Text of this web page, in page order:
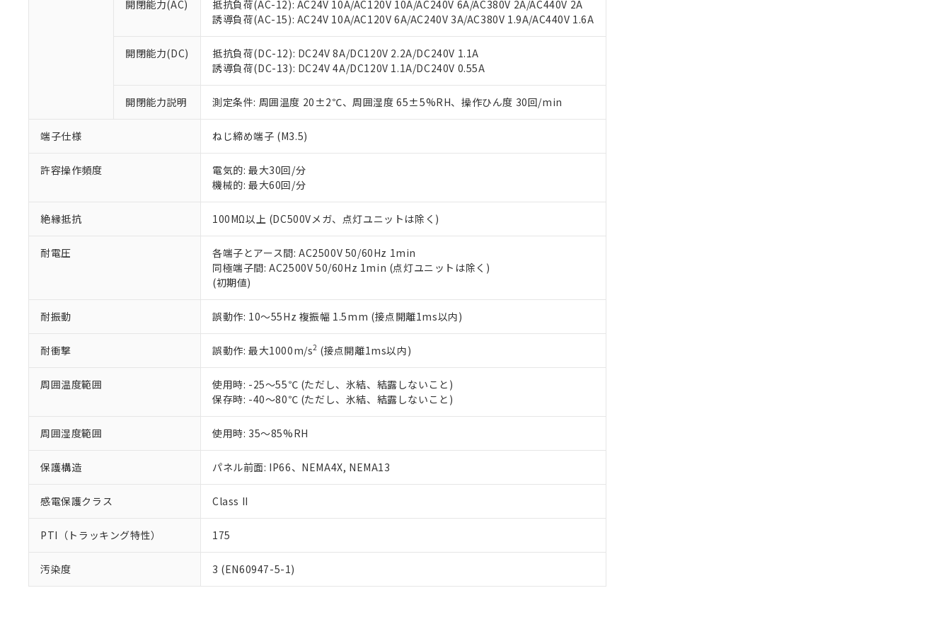
開閉能力(AC)
抵抗負荷(AC-12): AC24V 10A/AC120V 10A/AC240V 6A/AC380V 2A/AC440V 2A
誘導負荷(AC-15): AC24V 10A/AC120V 6A/AC240V 3A/AC380V 1.9A/AC440V 1.6A
開閉能力(DC)
抵抗負荷(DC-12): DC24V 8A/DC120V 2.2A/DC240V 1.1A
誘導負荷(DC-13): DC24V 4A/DC120V 1.1A/DC240V 0.55A
開閉能力説明 測定条件: 周囲温度 20±2℃、周囲湿度 65±5%RH、操作ひん度 30回/min
端子仕様 ねじ締め端子 (M3.5)
許容操作頻度
電気的: 最大30回/分
機械的: 最大60回/分
絶縁抵抗 100MΩ以上 (DC500Vメガ、点灯ユニットは除く)
耐電圧
各端子とアース間: AC2500V 50/60Hz 1min
同極端子間: AC2500V 50/60Hz 1min (点灯ユニットは除く)
(初期値)
耐振動 誤動作: 10～55Hz 複振幅 1.5mm (接点開離1ms以内)
耐衝撃 誤動作: 最大1000m/s2 (接点開離1ms以内)
周囲温度範囲
使用時: -25～55℃ (ただし、氷結、結露しないこと)
保存時: -40～80℃ (ただし、氷結、結露しないこと)
周囲湿度範囲 使用時: 35～85%RH
保護構造 パネル前面: IP66、NEMA4X, NEMA13
感電保護クラス Class II
PTI（トラッキング特性） 175
汚染度 3 (EN60947-5-1)
お客様が当ウェブサイト上で当社にご登録された部品リストについて、当社および当社の共同利用者
が、当社の製品・サービスに関するお客様との取引・商談に必要な範囲で利用することをご了承くだ
さい。
※当社の共同利用者とは、"個人情報の共同利用に関して"
いる法人を指します。
※3 非含有証明書ダウンロード
下記の非含有証明書をダウンロードすることができます。
EU RoHS指令（10物質）の非含有証明書
51物質の非含有証明書（当社基準）
※本証明書は発行日時点で非含有を証明するもので、過去に遡って非含有を証明するものではありません。
また、RoHS指令のフタル酸エステル類４物質の対応では、対応完了までの期間は出荷製品に未対応品が
既に当社にて対応品への在庫切替を完了していることから、特段のことがない限り、2022年1月12日よ
り割愛しております。
「－」：未確認です。当社販売部門へお問い合わせください。
合意する キャンセル
白